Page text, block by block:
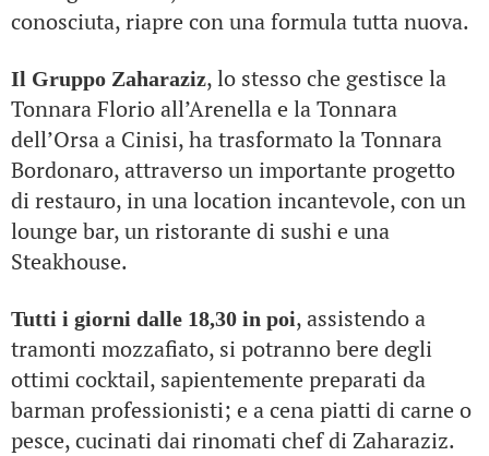
conosciuta, riapre con una formula tutta nuova.
Il Gruppo Zaharaziz, lo stesso che gestisce la
Tonnara Florio all’Arenella e la Tonnara
dell’Orsa a Cinisi, ha trasformato la Tonnara
Bordonaro, attraverso un importante progetto
di restauro, in una location incantevole, con un
lounge bar, un ristorante di sushi e una
Steakhouse.
Tutti i giorni dalle 18,30 in poi, assistendo a
tramonti mozzafiato, si potranno bere degli
ottimi cocktail, sapientemente preparati da
barman professionisti; e a cena piatti di carne o
pesce, cucinati dai rinomati chef di Zaharaziz.